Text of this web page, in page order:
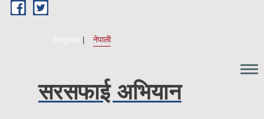
Skip to main content
English नेपाली
सरसफाई अभियान